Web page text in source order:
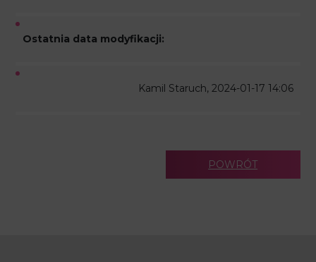
Ostatnia data modyfikacji:
Kamil Staruch, 2024-01-17 14:06
POWRÓT